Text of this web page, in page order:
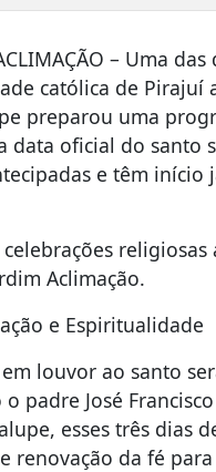
– Uma
católica de Pirajuí
preparou uma
data oficial do santo
e têm início
celebrações
Aclimação.
e Espiritualidade
louvor ao santo
o padre José
esses três dias
renovação da fé